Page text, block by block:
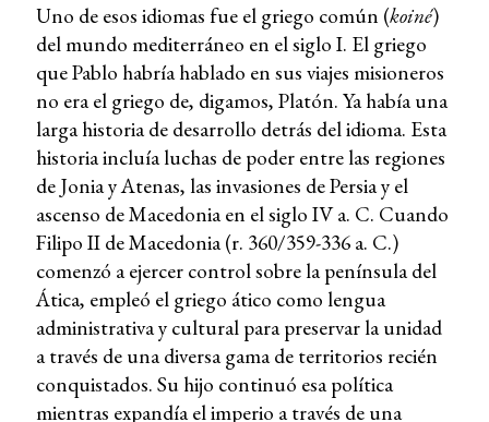
Uno de esos idiomas fue el griego común (koiné)
del mundo mediterráneo en el siglo I. El griego
que Pablo habría hablado en sus viajes misioneros
no era el griego de, digamos, Platón. Ya había una
larga historia de desarrollo detrás del idioma. Esta
historia incluía luchas de poder entre las regiones
de Jonia y Atenas, las invasiones de Persia y el
ascenso de Macedonia en el siglo IV a. C. Cuando
Filipo II de Macedonia (r. 360/359-336 a. C.)
comenzó a ejercer control sobre la península del
Ática, empleó el griego ático como lengua
administrativa y cultural para preservar la unidad
a través de una diversa gama de territorios recién
conquistados. Su hijo continuó esa política
mientras expandía el imperio a través de una